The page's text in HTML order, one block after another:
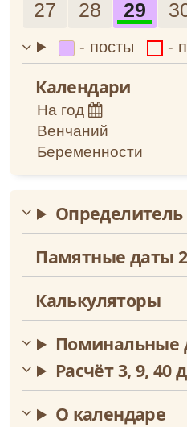
Июнь
Июль
Сентябрь
Ноябрь
27 28 29
- посты -
Календари
На год
Венчаний
Беременности
Памятные даты
Калькуляторы
Поминальные
Расчёт 3, 9, 40
О календаре